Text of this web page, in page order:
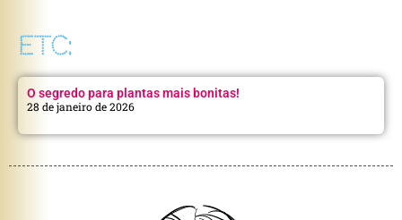
ETC:
O segredo para plantas mais bonitas!
28 de janeiro de 2026